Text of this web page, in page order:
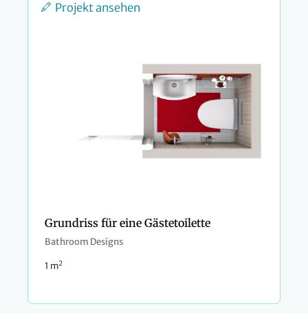
Projekt ansehen
Grundriss für eine Gästetoilette
Bathroom Designs
1 m2